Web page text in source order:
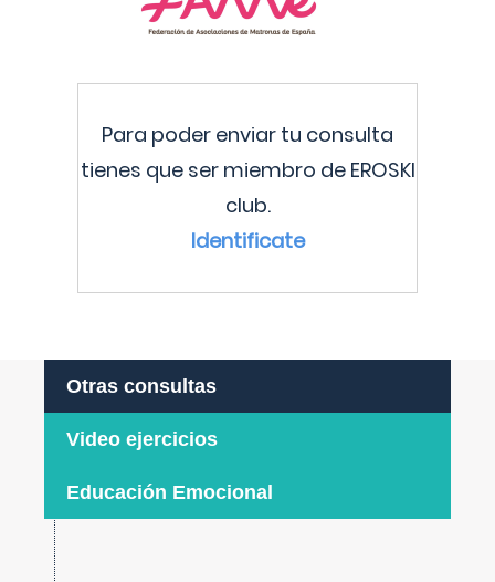
Para poder enviar tu consulta
tienes que ser miembro de EROSKI
club.
Identificate
Otras consultas
Video ejercicios
Educación Emocional